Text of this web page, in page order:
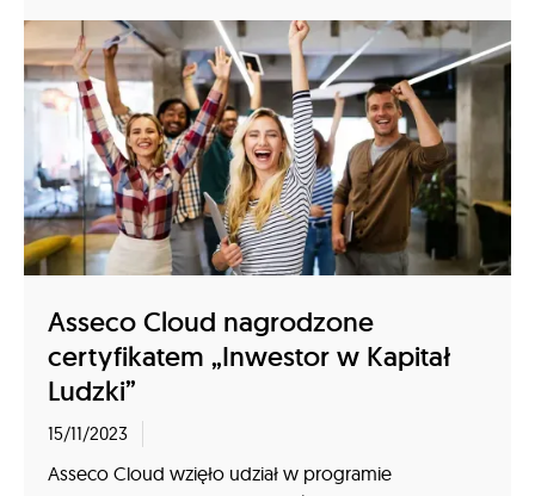
Asseco Cloud nagrodzone
certyfikatem „Inwestor w Kapitał
Ludzki”
15/11/2023
Asseco Cloud wzięło udział w programie